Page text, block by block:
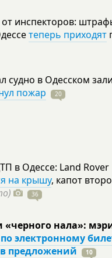
инспекторов:
теперь приходят
судно в Одесском
пожар
20
в Одессе: Land Rover
на крышу, капот
36
«черного нала»:
электронному
предложений
10